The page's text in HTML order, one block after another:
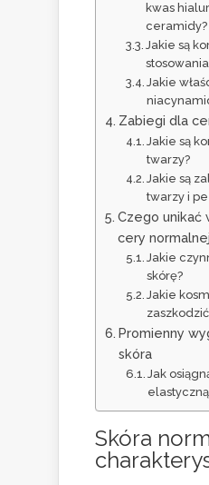
kwas
ceramidy?
Jakie są
Jakie
Zabiegi dla
Jakie są
twarzy?
Jakie są
twarzy i
Czego unikać
cery
Jakie
skórę?
Jakie
Promienny
skóra
Jak
Skóra